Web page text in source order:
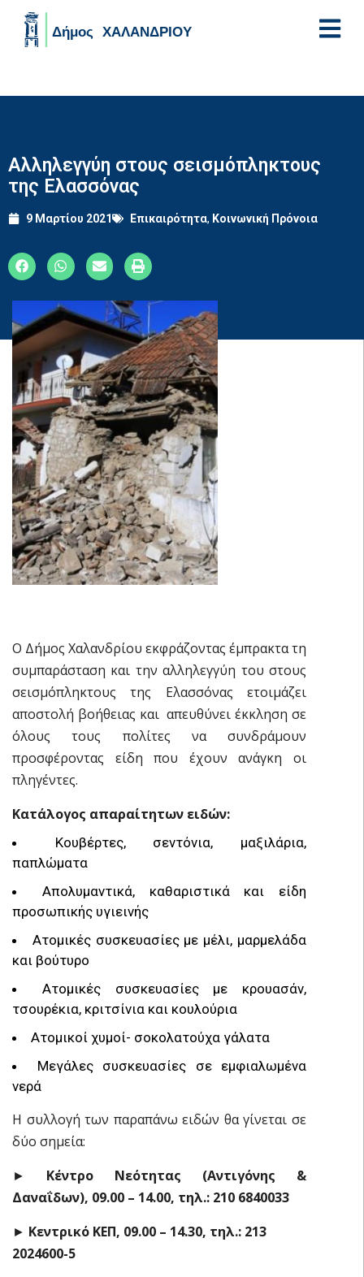
Αλληλεγγύη στους σεισμόπληκτους
της Ελασσόνας
9 Μαρτίου 2021 Επικαιρότητα, Κοινωνική Πρόνοια
Ο Δήμος Χαλανδρίου εκφράζοντας έμπρακτα τη
συμπαράσταση και την αλληλεγγύη του στους
σεισμόπληκτους της Ελασσόνας ετοιμάζει
αποστολή βοήθειας και απευθύνει έκκληση σε
όλους τους πολίτες να συνδράμουν
προσφέροντας είδη που έχουν ανάγκη οι
πληγέντες.
Κατάλογος απαραίτητων ειδών:
Κουβέρτες, σεντόνια, μαξιλάρια,
παπλώματα
Απολυμαντικά, καθαριστικά και είδη
προσωπικής υγιεινής
Ατομικές συσκευασίες με μέλι, μαρμελάδα
και βούτυρο
Ατομικές συσκευασίες με κρουασάν,
τσουρέκια, κριτσίνια και κουλούρια
Ατομικοί χυμοί- σοκολατούχα γάλατα
Μεγάλες συσκευασίες σε εμφιαλωμένα
νερά
Η συλλογή των παραπάνω ειδών θα γίνεται σε
δύο σημεία:
► Κέντρο Νεότητας (Αντιγόνης &
Δαναΐδων), 09.00 – 14.00, τηλ.: 210 6840033
► Κεντρικό ΚΕΠ, 09.00 – 14.30, τηλ.: 213
2024600-5